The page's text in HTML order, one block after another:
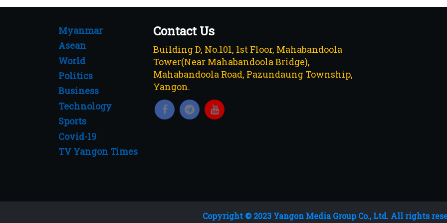
Myanmar
Asean
World
Politics
Business
Technology
Sports
Covid-19
TV Yangon Times
Contact Us
Building D, No.101, 1st Floor, Mahabandoola
Tower(Near Mahabandoola Bridge),
Mahabandoola Road, Pazundaung Township,
Yangon.
Copyright © 2023 Yangon Media Group Co., Ltd. All rights